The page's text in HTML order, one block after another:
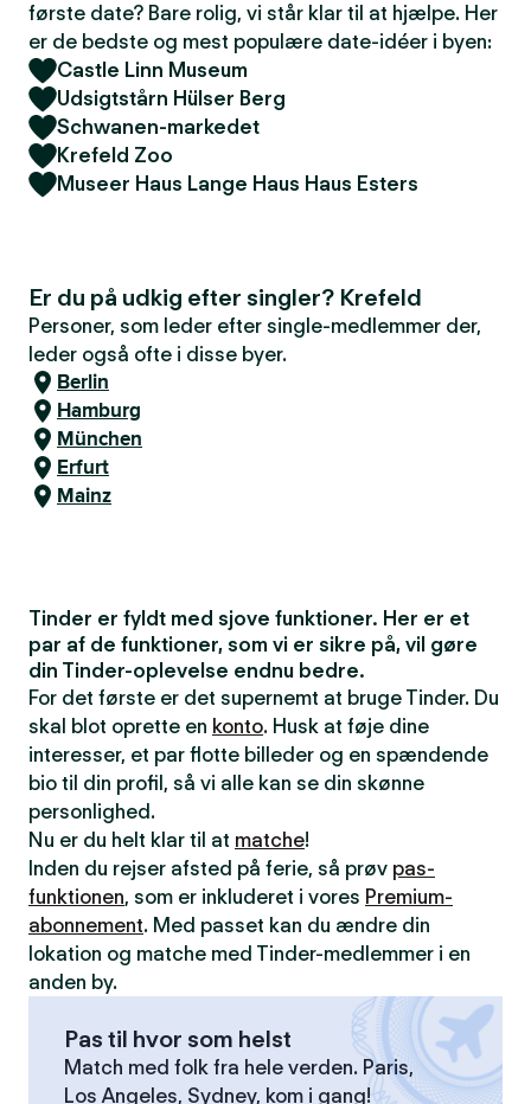
første date? Bare rolig, vi står klar til at hjælpe. Her
er de bedste og mest populære date-idéer i byen:
Castle Linn Museum
Udsigtstårn Hülser Berg
Schwanen-markedet
Krefeld Zoo
Museer Haus Lange Haus Haus Esters
Er du på udkig efter singler? Krefeld
Personer, som leder efter single-medlemmer der,
leder også ofte i disse byer.
Berlin
Hamburg
München
Erfurt
Mainz
Tinder er fyldt med sjove funktioner. Her er et
par af de funktioner, som vi er sikre på, vil gøre
din Tinder-oplevelse endnu bedre.
For det første er det supernemt at bruge Tinder. Du
skal blot oprette en konto. Husk at føje dine
interesser, et par flotte billeder og en spændende
bio til din profil, så vi alle kan se din skønne
personlighed.
Nu er du helt klar til at matche!
Inden du rejser afsted på ferie, så prøv pas-
funktionen, som er inkluderet i vores Premium-
abonnement. Med passet kan du ændre din
lokation og matche med Tinder-medlemmer i en
anden by.
Pas til hvor som helst
Match med folk fra hele verden. Paris,
Los Angeles, Sydney, kom i gang!